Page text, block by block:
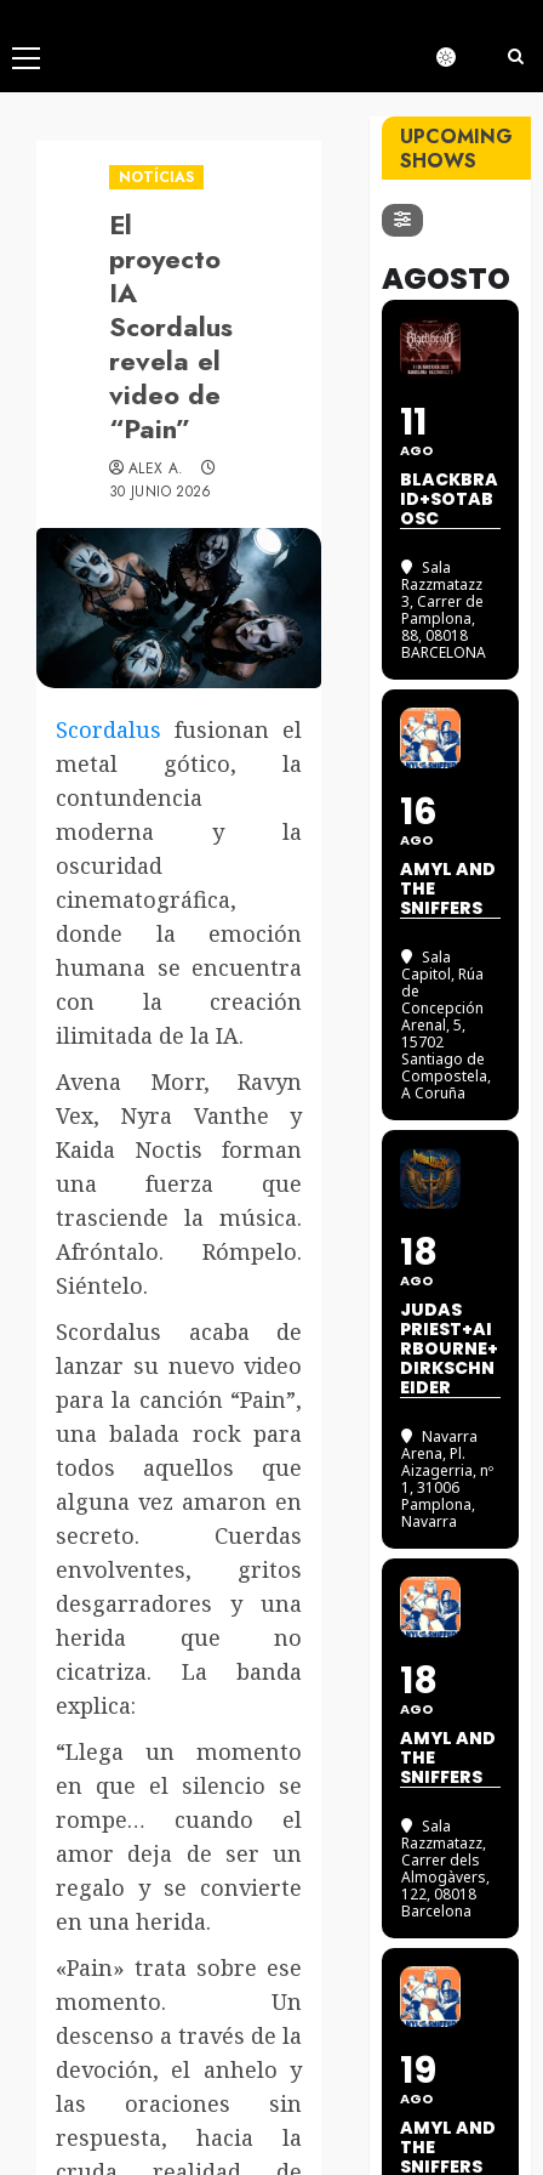
Menú
principal
NOTÍCIAS
El
proyecto
IA
Scordalus
revela el
video de
“Pain”
ALEX A.
30 JUNIO 2026
Scordalus fusionan el
metal gótico, la
contundencia
moderna y la
oscuridad
cinematográfica,
donde la emoción
humana se encuentra
con la creación
ilimitada de la IA.
Avena Morr, Ravyn
Vex, Nyra Vanthe y
Kaida Noctis forman
una fuerza que
trasciende la música.
Afróntalo. Rómpelo.
Siéntelo.
Scordalus acaba de
lanzar su nuevo video
para la canción “Pain”,
una balada rock para
todos aquellos que
alguna vez amaron en
secreto. Cuerdas
envolventes, gritos
desgarradores y una
herida que no
cicatriza. La banda
explica:
“Llega un momento
en que el silencio se
rompe… cuando el
amor deja de ser un
regalo y se convierte
en una herida.
«Pain» trata sobre ese
momento. Un
descenso a través de la
devoción, el anhelo y
las oraciones sin
respuesta, hacia la
UPCOMING
SHOWS
AGOSTO
11
AGO
BLACKBRA
ID+SOTAB
OSC
Sala
Razzmatazz
3, Carrer de
Pamplona,
88, 08018
BARCELONA
16
AGO
AMYL AND
THE
SNIFFERS
Sala
Capitol, Rúa
de
Concepción
Arenal, 5,
15702
Santiago de
Compostela,
A Coruña
18
AGO
JUDAS
PRIEST+AI
RBOURNE+
DIRKSCHN
EIDER
Navarra
Arena, Pl.
Aizagerria, nº
1, 31006
Pamplona,
Navarra
18
AGO
AMYL AND
THE
SNIFFERS
Sala
Razzmatazz,
Carrer dels
Almogàvers,
122, 08018
Barcelona
19
AGO
AMYL AND
THE
SNIFFERS